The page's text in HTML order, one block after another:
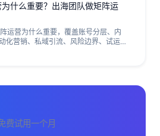
什么重要？出海团队做矩阵运
运营为什么重要，覆盖账号分层、内
化营销、私域引流、风险边界、试运
费试用一个月